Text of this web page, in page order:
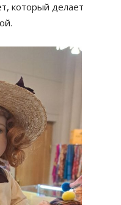
который делает